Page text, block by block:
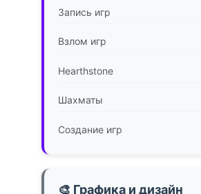
Запись игр
Взлом игр
Hearthstone
Шахматы
Создание игр
🎨 Графика и дизайн